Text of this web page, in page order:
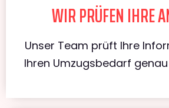
WIR PRÜFEN IHRE
Unser Team prüft Ihre
Ihren Umzugsbedarf